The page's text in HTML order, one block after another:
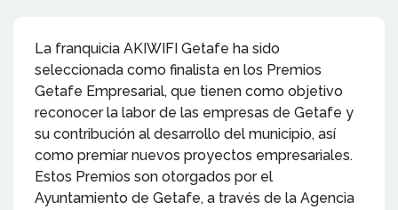
La franquicia AKIWIFI Getafe ha sido
seleccionada como finalista en los Premios
Getafe Empresarial, que tienen como objetivo
reconocer la labor de las empresas de Getafe y
su contribución al desarrollo del municipio, así
como premiar nuevos proyectos empresariales.
Estos Premios son otorgados por el
Ayuntamiento de Getafe, a través de la Agencia